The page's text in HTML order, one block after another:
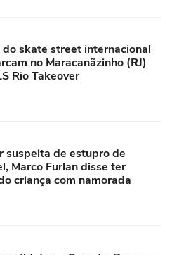
skate street internacional
no Maracanãzinho (RJ)
Rio Takeover
suspeita de estupro de
Marco Furlan disse ter
criança com namorada